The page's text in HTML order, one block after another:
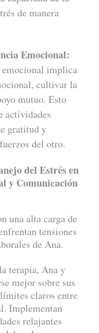
de manera
Emocional:
implica
cultivar la
mutuo. Esto
actividades
gratitud y
del otro.
del Estrés en
y Comunicación
una alta carga de
tensiones
de Ana.
terapia, Ana y
mejor sobre sus
claros entre
Implementan
relajantes